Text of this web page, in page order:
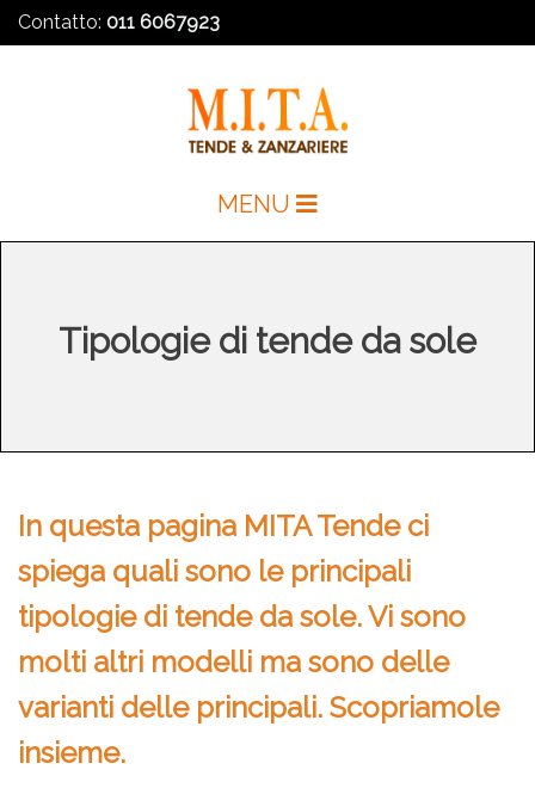
Contatto: 011 6067923
MENU
Tipologie di tende da sole
In questa pagina MITA Tende ci
spiega quali sono le principali
tipologie di tende da sole. Vi sono
molti altri modelli ma sono delle
varianti delle principali. Scopriamole
insieme.